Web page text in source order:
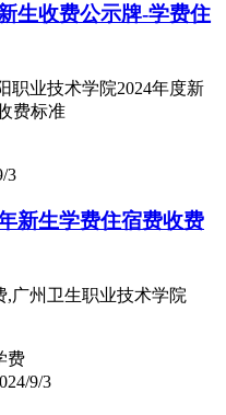
生收费公示牌-学费住
职业技术学院2024年度新
费标准
3
新生学费住宿费收费
,广州卫生职业技术学院
9/3